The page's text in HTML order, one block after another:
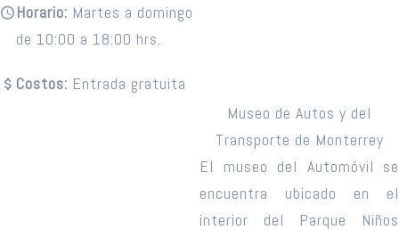
Horario: Martes a domingo
de 10:00 a 18:00 hrs.
Costos: Entrada gratuita
Museo de Autos y del
Transporte de Monterrey
El museo del Automóvil se
encuentra ubicado en el
interior del Parque Niños